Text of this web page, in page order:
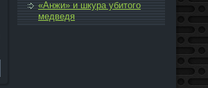
«Анжи» и шкура убитого
медведя